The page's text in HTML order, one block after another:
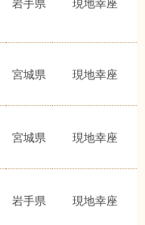
岩手県 現地幸座
宮城県 現地幸座
宮城県 現地幸座
岩手県 現地幸座